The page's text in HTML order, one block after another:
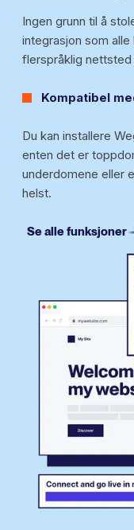
Ingen grunn til å
integrasjon som
flerspråklig
Kompatibel
Du kan installere
enten det er
underdomene eller
helst.
Se alle funksjoner